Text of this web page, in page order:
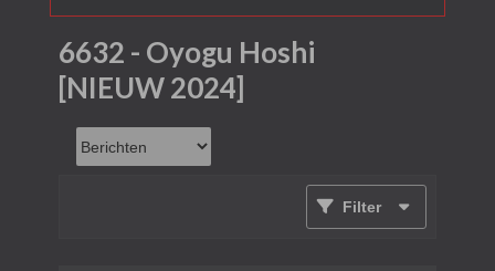
6632 - Oyogu Hoshi
[NIEUW 2024]
Filter